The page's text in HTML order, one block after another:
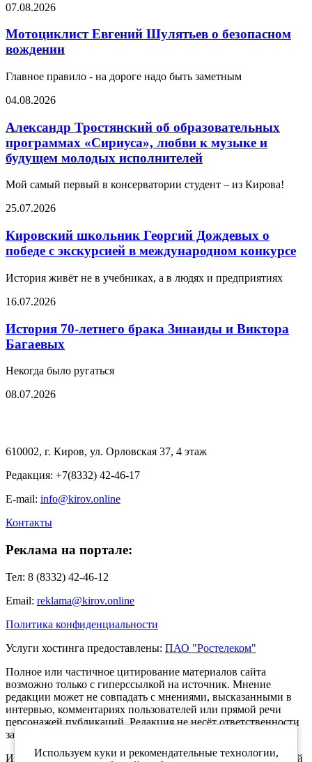
07.08.2026
Мотоциклист Евгений Шулятьев о безопасном
вождении
Главное правило - на дороге надо быть заметным
04.08.2026
Александр Тростянский об образовательных
программах «Сириуса», любви к музыке и
будущем молодых исполнителей
Мой самый первый в консерватории студент – из Кирова!
25.07.2026
Кировский школьник Георгий Дождевых о
победе с экскурсией в международном конкурсе
История живёт не в учебниках, а в людях и предприятиях
16.07.2026
История 70-летнего брака Зинаиды и Виктора
Багаевых
Некогда было ругаться
08.07.2026
610002, г. Киров, ул. Орловская 37, 4 этаж
Редакция: +7(8332) 42-46-17
E-mail: info@kirov.online
Контакты
Реклама на портале:
Тел: 8 (8332) 42-46-12
Email: reklama@kirov.online
Политика конфиденциальности
Услуги хостинга предоставлены: ПАО "Ростелеком"
Полное или частичное цитирование материалов сайта
возможно только с гиперссылкой на источник. Мнение
редакции может не совпадать с мнениями, высказанными в
интервью, комментариях пользователей или прямой речи
персонажей публикаций. Редакция не несёт ответственности
за текст комментариев читателей.
Интернет-портал Kirov.online зарегистрирован в Федеральной
Используем куки и рекомендательные технологии,